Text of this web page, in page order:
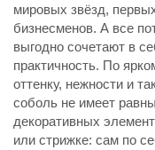
мировых звёзд,
бизнесменов. А все
выгодно сочетают в
практичность. По
оттенку, нежности и
соболь не имеет
декоративных
или стрижке: сам по